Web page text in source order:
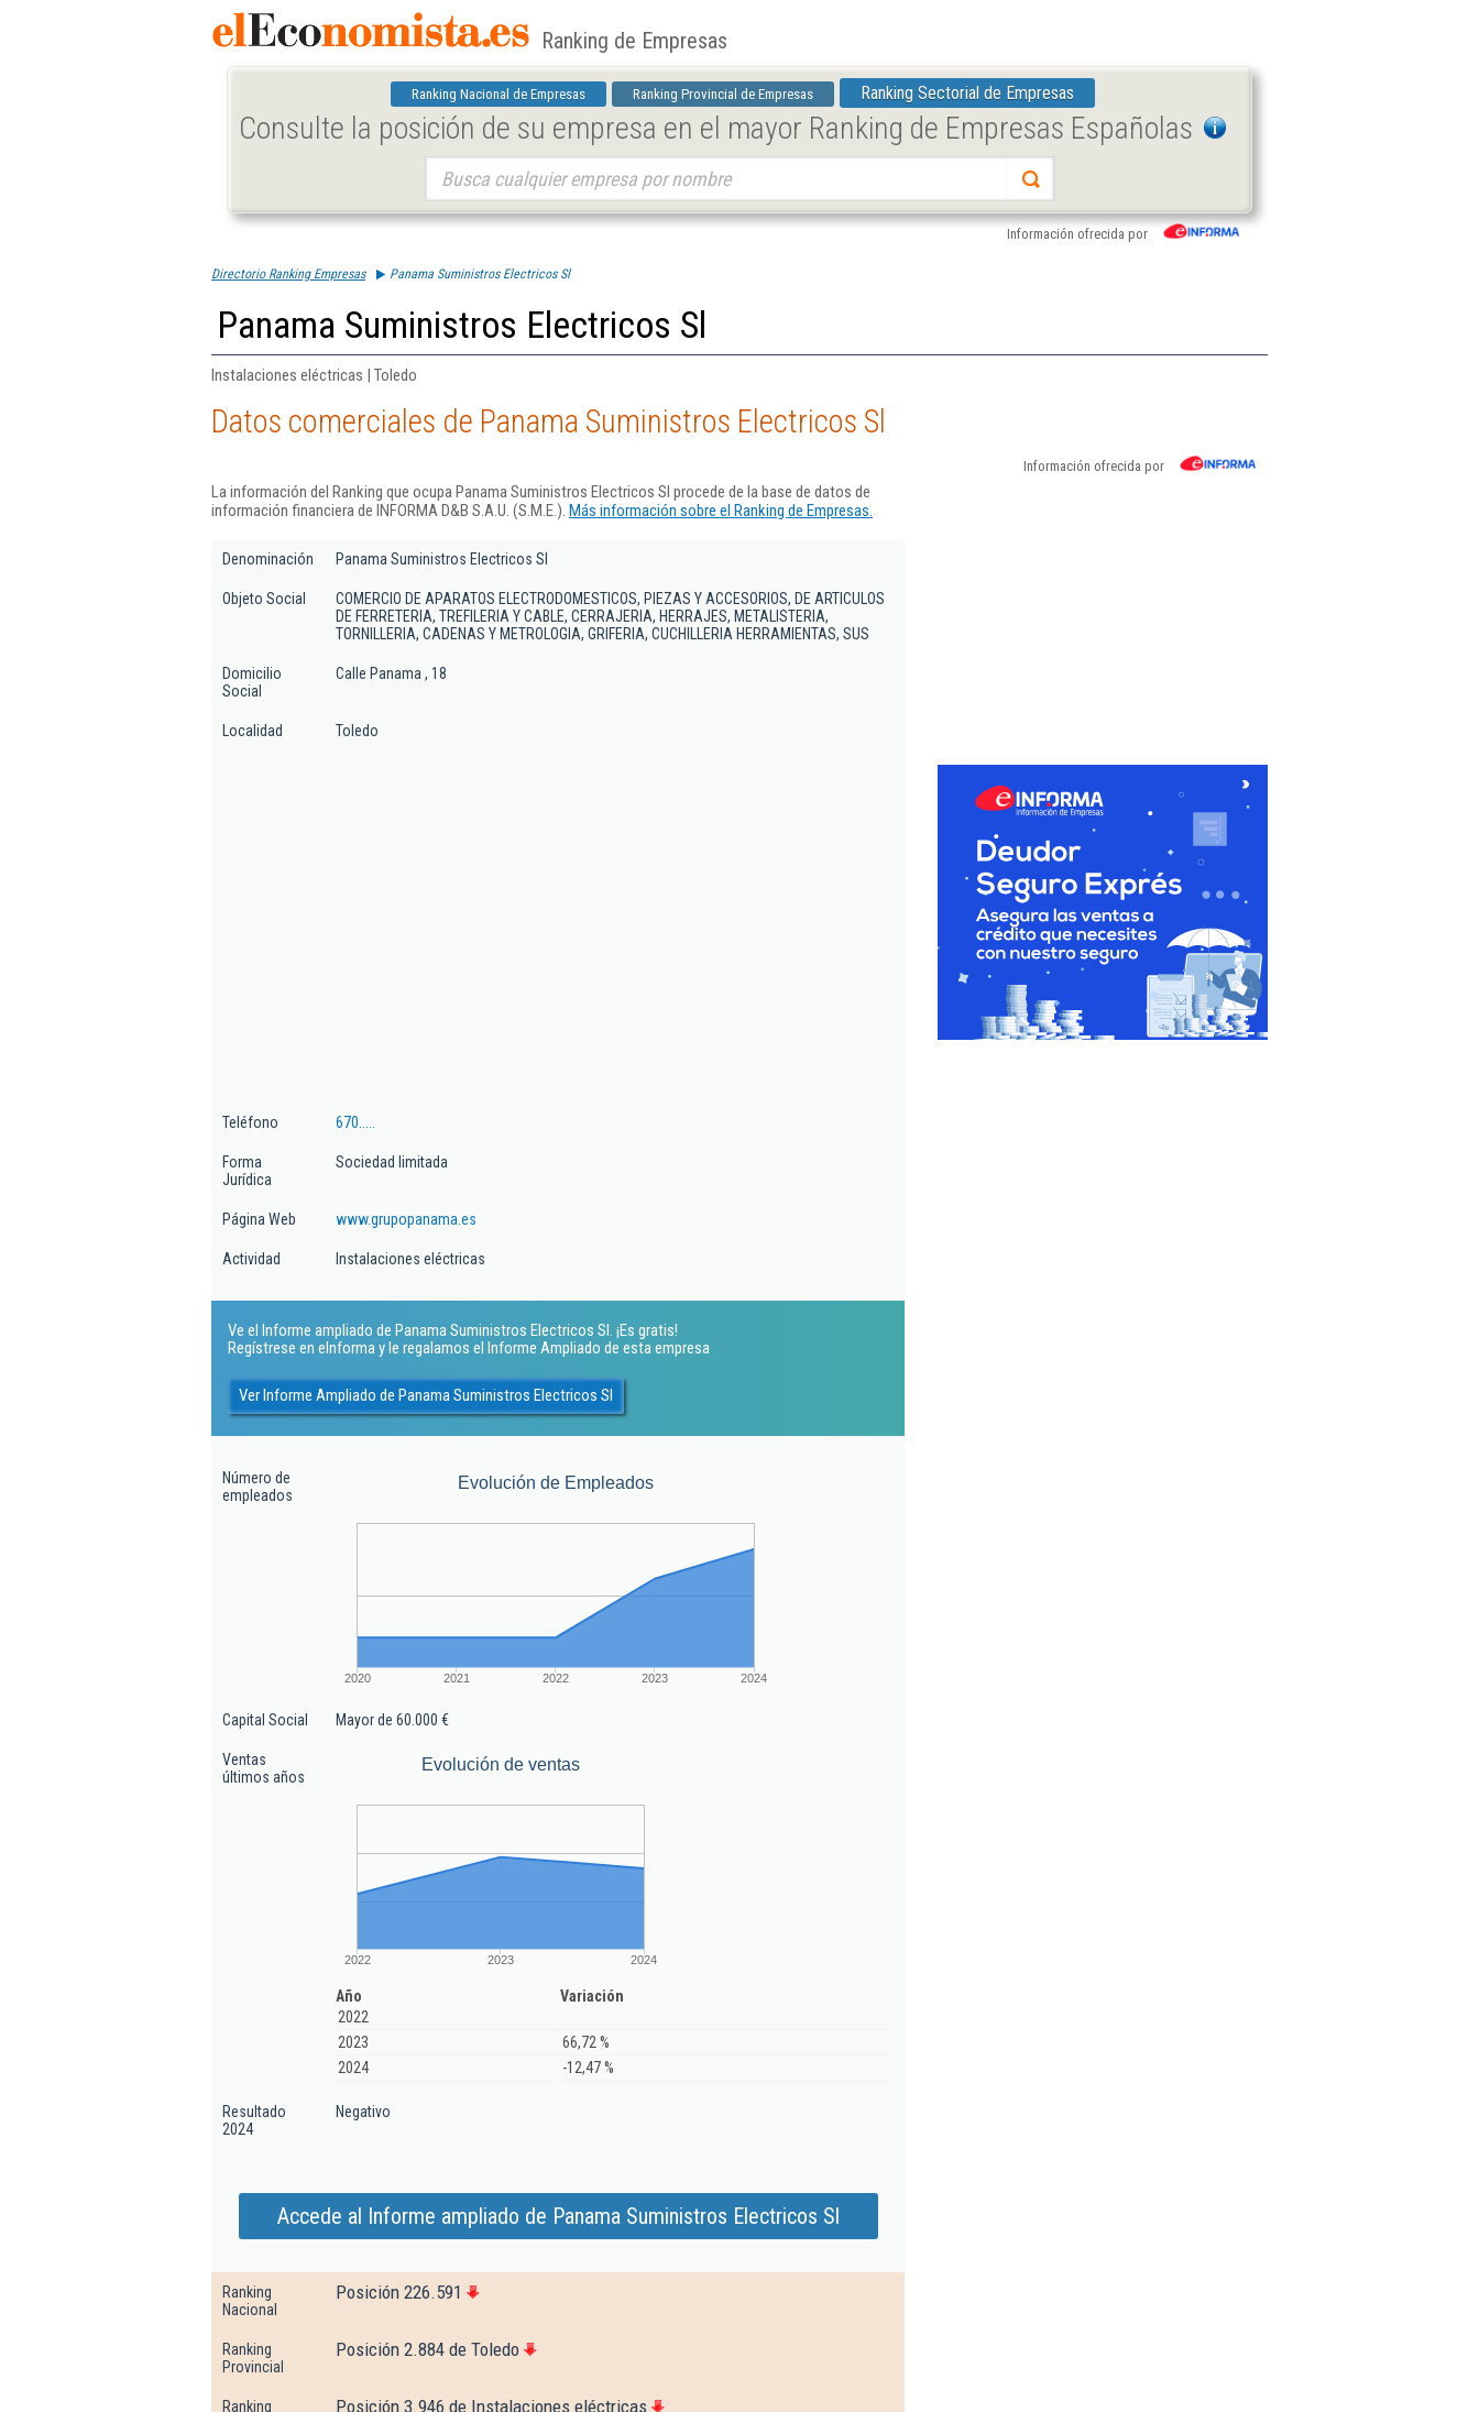
Ranking de Empresas
Ranking Nacional de Empresas Ranking Provincial de Empresas Ranking Sectorial de Empresas
Consulte la posición de su empresa en el mayor Ranking de Empresas Españolas
Información ofrecida por
Directorio Ranking Empresas Panama Suministros Electricos Sl
Panama Suministros Electricos Sl
Instalaciones eléctricas | Toledo
Datos comerciales de Panama Suministros Electricos Sl
Información ofrecida por
La información del Ranking que ocupa Panama Suministros Electricos Sl procede de la base de datos de
información financiera de INFORMA D&B S.A.U. (S.M.E.). Más información sobre el Ranking de Empresas.
Denominación Panama Suministros Electricos Sl
Objeto Social
COMERCIO DE APARATOS ELECTRODOMESTICOS, PIEZAS Y ACCESORIOS, DE ARTICULOS
DE FERRETERIA, TREFILERIA Y CABLE, CERRAJERIA, HERRAJES, METALISTERIA,
TORNILLERIA, CADENAS Y METROLOGIA, GRIFERIA, CUCHILLERIA HERRAMIENTAS, SUS
Domicilio
Social
Calle Panama , 18
Localidad Toledo
Teléfono 670.....
Forma
Jurídica
Sociedad limitada
Página Web www.grupopanama.es
Actividad Instalaciones eléctricas
Ve el Informe ampliado de Panama Suministros Electricos Sl. ¡Es gratis!
Regístrese en eInforma y le regalamos el Informe Ampliado de esta empresa
Ver Informe Ampliado de Panama Suministros Electricos Sl
Número de
empleados
Evolución de Empleados
2020 2021 2022 2023 2024
Capital Social Mayor de 60.000 €
Ventas
últimos años
Evolución de ventas
2022 2023 2024
Año
Variación
2022
2023
66,72 %
2024
-12,47 %
Resultado
2024
Negativo
Accede al Informe ampliado de Panama Suministros Electricos Sl
Ranking
Nacional
Posición 226.591
Ranking
Provincial
Posición 2.884 de Toledo
Ranking
Posición 3.946 de Instalaciones eléctricas